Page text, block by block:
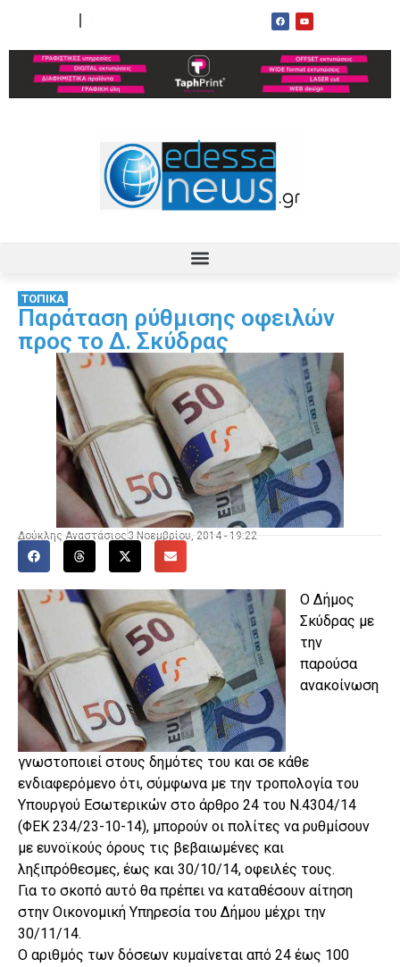
ΤΟΠΙΚΑ
Παράταση ρύθμισης οφειλών
προς το Δ. Σκύδρας
Δούκλης Αναστάσιος 3 Νοεμβρίου, 2014 - 19:22
Ο Δήμος
Σκύδρας με
την
παρούσα
ανακοίνωση
γνωστοποιεί στους δημότες του και σε κάθε
ενδιαφερόμενο ότι, σύμφωνα με την τροπολογία του
Υπουργού Εσωτερικών στο άρθρο 24 του Ν.4304/14
(ΦΕΚ 234/23-10-14), μπορούν οι πολίτες να ρυθμίσουν
με ευνοϊκούς όρους τις βεβαιωμένες και
ληξιπρόθεσμες, έως και 30/10/14, οφειλές τους.
Για το σκοπό αυτό θα πρέπει να καταθέσουν αίτηση
στην Οικονομική Υπηρεσία του Δήμου μέχρι την
30/11/14.
Ο αριθμός των δόσεων κυμαίνεται από 24 έως 100